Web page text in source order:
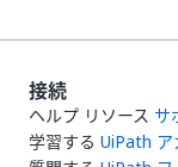
接続
ヘルプ リソース サ
学習する UiPath ア